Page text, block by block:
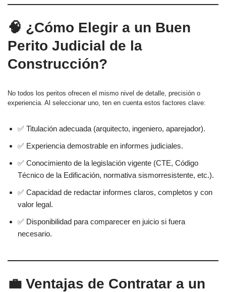
🧠 ¿Cómo Elegir a un Buen
Perito Judicial de la
Construcción?
No todos los peritos ofrecen el mismo nivel de detalle, precisión o
experiencia. Al seleccionar uno, ten en cuenta estos factores clave:
✅ Titulación adecuada (arquitecto, ingeniero, aparejador).
✅ Experiencia demostrable en informes judiciales.
✅ Conocimiento de la legislación vigente (CTE, Código
Técnico de la Edificación, normativa sismorresistente, etc.).
✅ Capacidad de redactar informes claros, completos y con
valor legal.
✅ Disponibilidad para comparecer en juicio si fuera
necesario.
💼 Ventajas de Contratar a un